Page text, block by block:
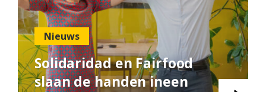
Nieuws
Solidaridad en Fairfood
slaan de handen ineen